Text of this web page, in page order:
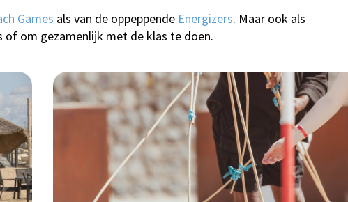
Games als van de oppeppende Energizers. Maar ook als
om gezamenlijk met de klas te doen.